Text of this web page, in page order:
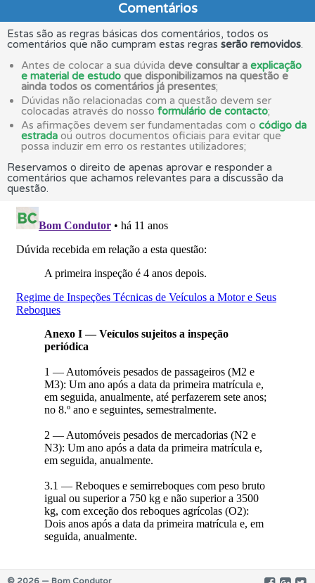
Comentários
Estas são as regras básicas dos comentários, todos os
comentários que não cumpram estas regras serão removidos.
Antes de colocar a sua dúvida deve consultar a explicação
e material de estudo que disponibilizamos na questão e
ainda todos os comentários já presentes;
Dúvidas não relacionadas com a questão devem ser
colocadas através do nosso formulário de contacto;
As afirmações devem ser fundamentadas com o código da
estrada ou outros documentos oficiais para evitar que
possa induzir em erro os restantes utilizadores;
Reservamos o direito de apenas aprovar e responder a
comentários que achamos relevantes para a discussão da
questão.
© 2026 — Bom Condutor